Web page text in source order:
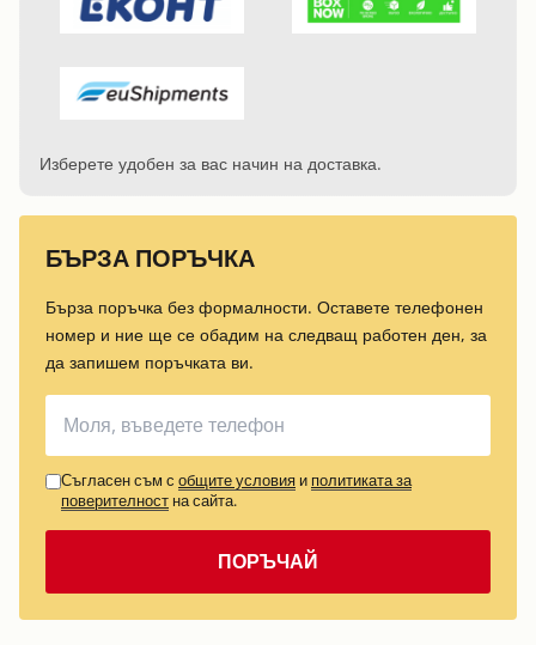
Изберете удобен за вас начин на доставка.
БЪРЗА ПОРЪЧКА
Бърза поръчка без формалности. Оставете телефонен
номер и ние ще се обадим на следващ работен ден, за
да запишем поръчката ви.
Съгласен съм с общите условия и политиката за
поверителност на сайта.
ПОРЪЧАЙ